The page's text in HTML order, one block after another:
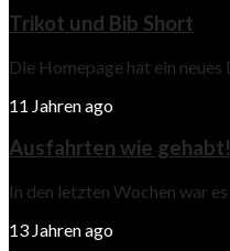
Trikot und Bib Short
Die Homepage hat ein neues
11 Jahren ago
Ausfahrten wie gehabt!
In den letzten Wochen war
13 Jahren ago